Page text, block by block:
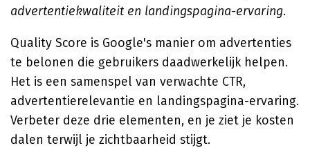
advertentiekwaliteit en landingspagina-ervaring.
Quality Score is Google's manier om advertenties
te belonen die gebruikers daadwerkelijk helpen.
Het is een samenspel van verwachte CTR,
advertentierelevantie en landingspagina-ervaring.
Verbeter deze drie elementen, en je ziet je kosten
dalen terwijl je zichtbaarheid stijgt.